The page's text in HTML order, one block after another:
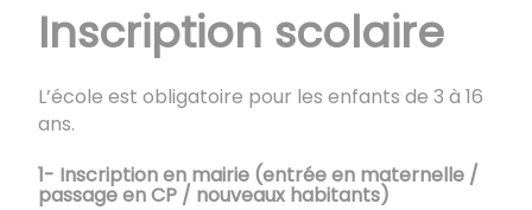
Inscription scolaire
L’école est obligatoire pour les enfants de 3 à 16
ans.
1- Inscription en mairie (entrée en maternelle /
passage en CP / nouveaux habitants)